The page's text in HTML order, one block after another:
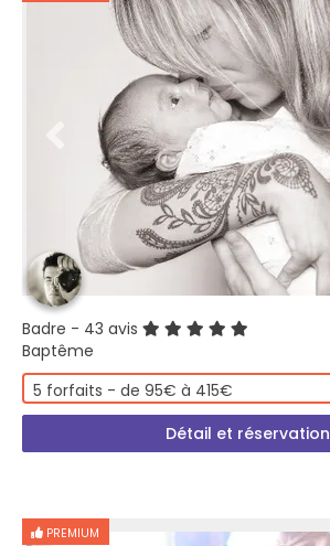
Badre - 43 avis
Baptême
5 forfaits - de 95€ à 415€
Détail et réservation
PREMIUM